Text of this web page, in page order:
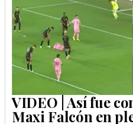
VIDEO | Así fue
Maxi Falcón en